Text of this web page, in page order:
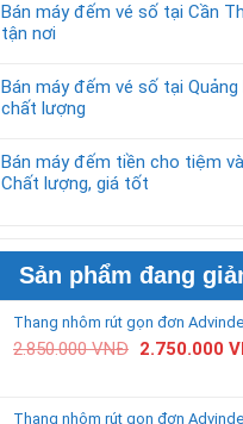
Bán máy đếm vé số tại Cần
tận nơi
Bán máy đếm vé số tại Quảng
chất lượng
Bán máy đếm tiền cho tiệm
Chất lượng, giá tốt
Sản phẩm đang
Thang nhôm rút gọn đơn
2.850.000VNĐ 2.750.000
Thang nhôm rút gọn đơn